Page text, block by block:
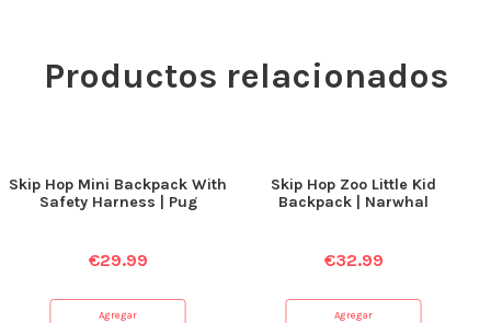
Productos relacionados
Skip Hop Mini Backpack With
Safety Harness | Pug
€29.99
Agregar
Skip Hop Zoo Little Kid
Backpack | Narwhal
€32.99
Agregar